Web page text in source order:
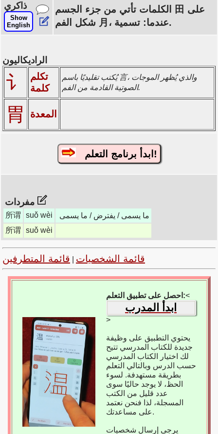
ذاكري
Show
English
الكلمات تأتي من جزء الجسم 田 على
شكل الفم 月، عندما: تسمية.
الراديكاليون
讠
تكلم
كلمة
يُكتب تقليديًا باسم 言، والذي يُظهر الموجات
الصوتية القادمة من الفم.
胃 المعدة
ابدأ برنامج التعلم!
所谓 suǒ wèi
ما يسمى / يفترض / ما يسمى
所谓
suǒ wèi
قائمة الشخصيات قائمة المتطرفين
احصل على تطبيق التعلم:<
ابدأ المدرب
>
يحتوي التطبيق على وظيفة
جديدة للكتاب المدرسي تتيح
لك اختيار الكتاب المدرسي
حسب الدرس وبالتالي التعلم
بطريقة مستهدفة. لسوء
الحظ، لا يوجد حاليًا سوى
عدد قليل من الكتب
المسجلة، لذا فنحن نعتمد
على مساعدتك.
يرجى إرسال شخصيات